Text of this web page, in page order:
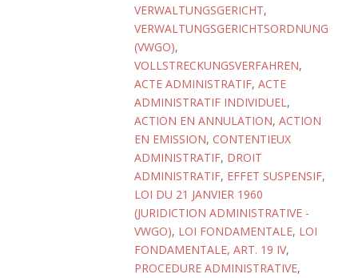
VERWALTUNGSGERICHT,
VERWALTUNGSGERICHTSORDNUNG
(VWGO),
VOLLSTRECKUNGSVERFAHREN,
ACTE ADMINISTRATIF, ACTE
ADMINISTRATIF INDIVIDUEL,
ACTION EN ANNULATION, ACTION
EN EMISSION, CONTENTIEUX
ADMINISTRATIF, DROIT
ADMINISTRATIF, EFFET SUSPENSIF,
LOI DU 21 JANVIER 1960
(JURIDICTION ADMINISTRATIVE -
VWGO), LOI FONDAMENTALE, LOI
FONDAMENTALE, ART. 19 IV,
PROCEDURE ADMINISTRATIVE,